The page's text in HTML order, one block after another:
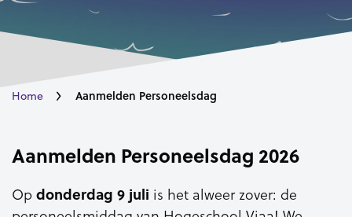
Home Aanmelden Personeelsdag
Aanmelden Personeelsdag 2026
Op donderdag 9 juli is het alweer zover: de